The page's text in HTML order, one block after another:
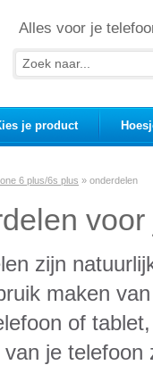
Alles voor je
je product
6 plus/6s plus » onderdelen
zijn
maken
of
van je